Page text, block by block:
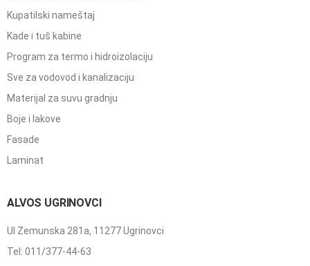
Kupatilski nameštaj
Kade i tuš kabine
Program za termo i hidroizolaciju
Sve za vodovod i kanalizaciju
Materijal za suvu gradnju
Boje i lakove
Fasade
Laminat
ALVOS UGRINOVCI
Ul Zemunska 281a, 11277 Ugrinovci
Tel: 011/377-44-63